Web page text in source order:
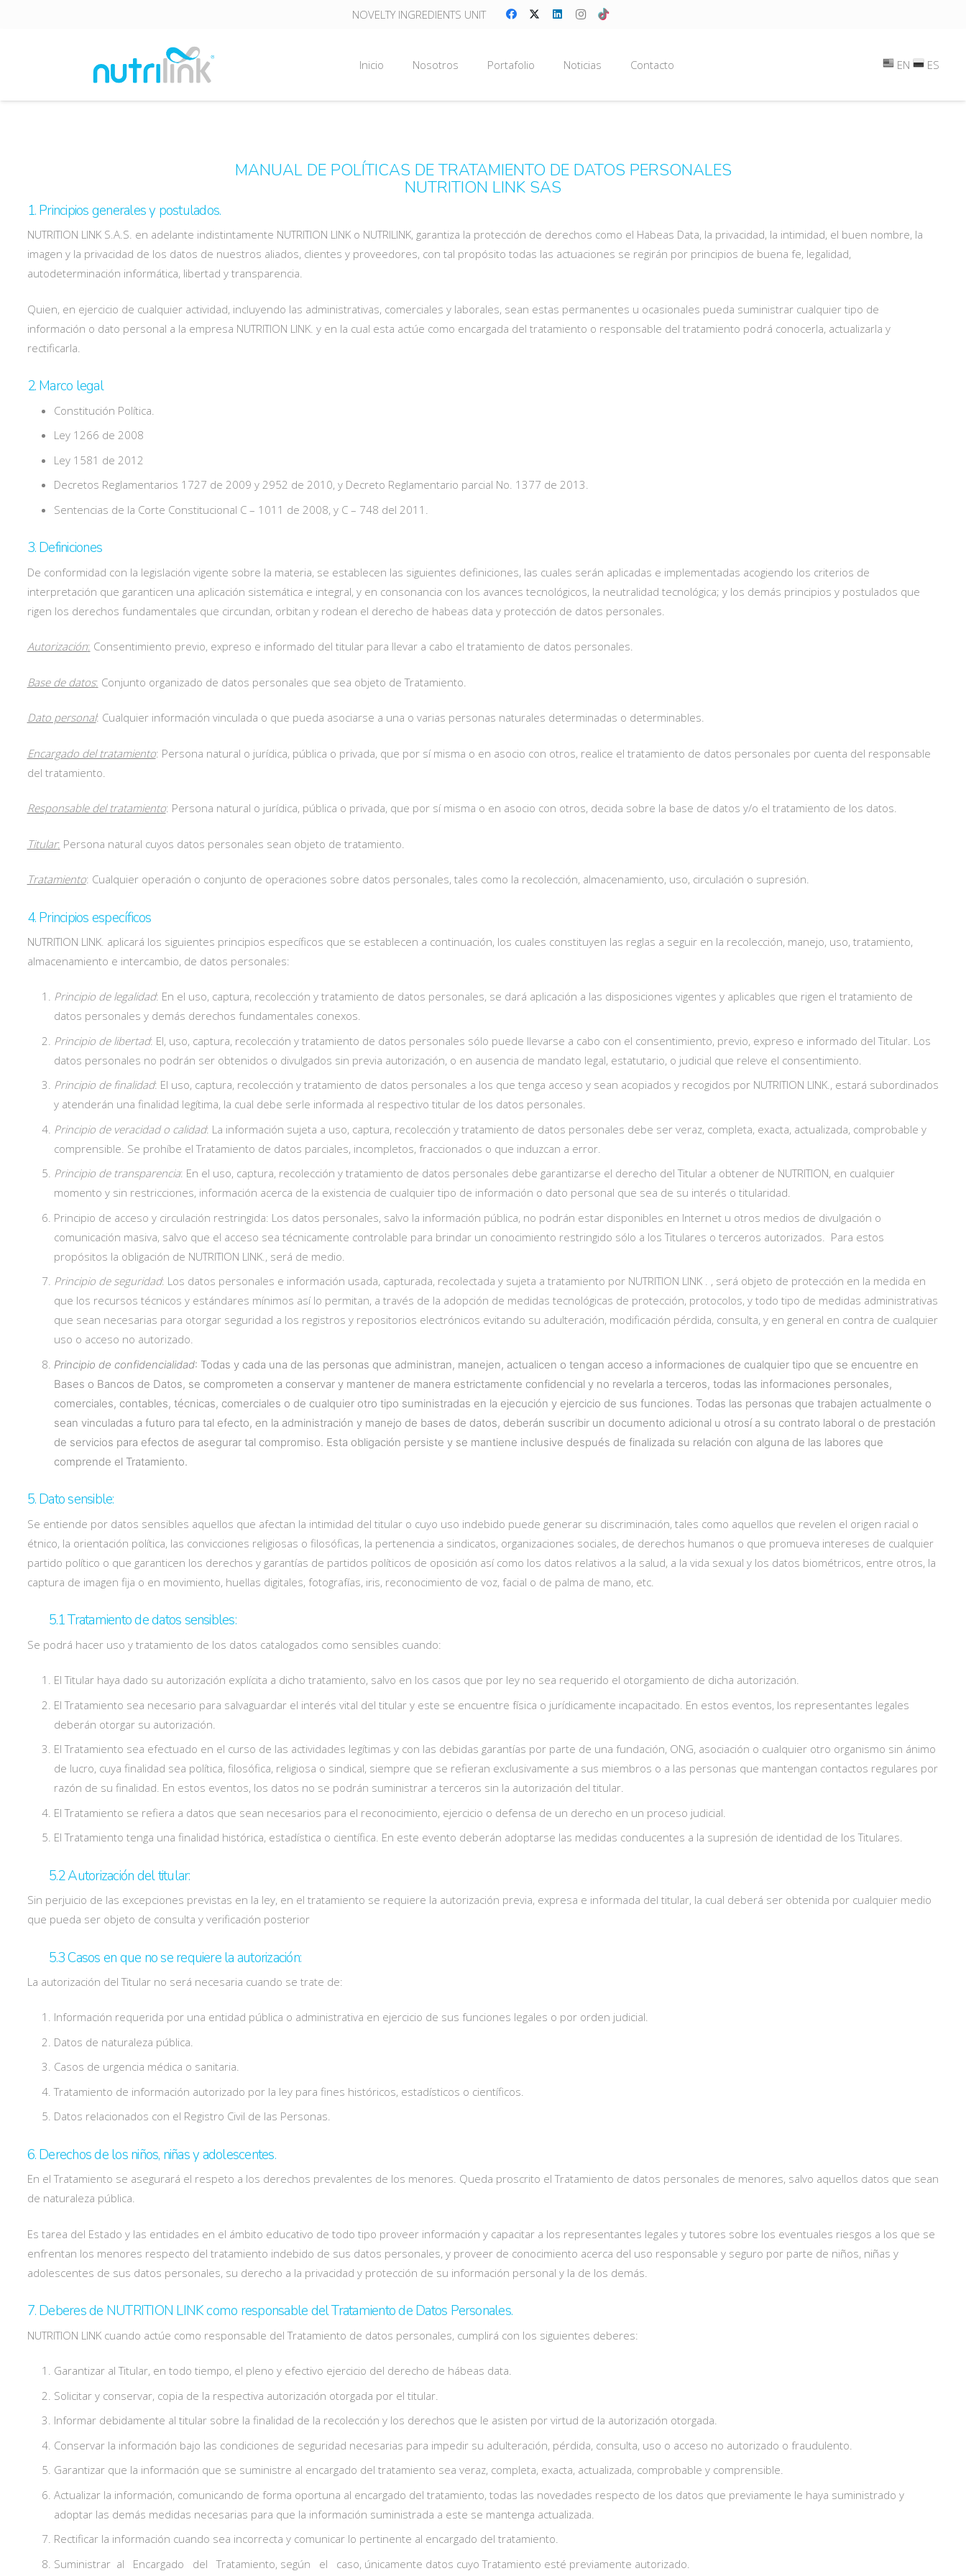
NOVELTY INGREDIENTS UNIT
Inicio Nosotros Portafolio Noticias Contacto EN ES
MANUAL DE POLÍTICAS DE TRATAMIENTO DE DATOS PERSONALES
NUTRITION LINK SAS
1. Principios generales y postulados.
NUTRITION LINK S.A.S. en adelante indistintamente NUTRITION LINK o NUTRILINK, garantiza la protección de derechos como el Habeas Data, la privacidad, la intimidad, el buen nombre, la
imagen y la privacidad de los datos de nuestros aliados, clientes y proveedores, con tal propósito todas las actuaciones se regirán por principios de buena fe, legalidad,
autodeterminación informática, libertad y transparencia.
Quien, en ejercicio de cualquier actividad, incluyendo las administrativas, comerciales y laborales, sean estas permanentes u ocasionales pueda suministrar cualquier tipo de
información o dato personal a la empresa NUTRITION LINK. y en la cual esta actúe como encargada del tratamiento o responsable del tratamiento podrá conocerla, actualizarla y
rectificarla.
2. Marco legal
Constitución Política.
Ley 1266 de 2008
Ley 1581 de 2012
Decretos Reglamentarios 1727 de 2009 y 2952 de 2010, y Decreto Reglamentario parcial No. 1377 de 2013.
Sentencias de la Corte Constitucional C – 1011 de 2008, y C – 748 del 2011.
3. Definiciones
De conformidad con la legislación vigente sobre la materia, se establecen las siguientes definiciones, las cuales serán aplicadas e implementadas acogiendo los criterios de
interpretación que garanticen una aplicación sistemática e integral, y en consonancia con los avances tecnológicos, la neutralidad tecnológica; y los demás principios y postulados que
rigen los derechos fundamentales que circundan, orbitan y rodean el derecho de habeas data y protección de datos personales.
Autorización: Consentimiento previo, expreso e informado del titular para llevar a cabo el tratamiento de datos personales.
Base de datos: Conjunto organizado de datos personales que sea objeto de Tratamiento.
Dato personal: Cualquier información vinculada o que pueda asociarse a una o varias personas naturales determinadas o determinables.
Encargado del tratamiento: Persona natural o jurídica, pública o privada, que por sí misma o en asocio con otros, realice el tratamiento de datos personales por cuenta del responsable
del tratamiento.
Responsable del tratamiento: Persona natural o jurídica, pública o privada, que por sí misma o en asocio con otros, decida sobre la base de datos y/o el tratamiento de los datos.
Titular: Persona natural cuyos datos personales sean objeto de tratamiento.
Tratamiento: Cualquier operación o conjunto de operaciones sobre datos personales, tales como la recolección, almacenamiento, uso, circulación o supresión.
4. Principios específicos
NUTRITION LINK. aplicará los siguientes principios específicos que se establecen a continuación, los cuales constituyen las reglas a seguir en la recolección, manejo, uso, tratamiento,
almacenamiento e intercambio, de datos personales:
Principio de legalidad: En el uso, captura, recolección y tratamiento de datos personales, se dará aplicación a las disposiciones vigentes y aplicables que rigen el tratamiento de
datos personales y demás derechos fundamentales conexos.
Principio de libertad: El, uso, captura, recolección y tratamiento de datos personales sólo puede llevarse a cabo con el consentimiento, previo, expreso e informado del Titular. Los
datos personales no podrán ser obtenidos o divulgados sin previa autorización, o en ausencia de mandato legal, estatutario, o judicial que releve el consentimiento.
Principio de finalidad: El uso, captura, recolección y tratamiento de datos personales a los que tenga acceso y sean acopiados y recogidos por NUTRITION LINK., estará subordinados
y atenderán una finalidad legítima, la cual debe serle informada al respectivo titular de los datos personales.
Principio de veracidad o calidad: La información sujeta a uso, captura, recolección y tratamiento de datos personales debe ser veraz, completa, exacta, actualizada, comprobable y
comprensible. Se prohíbe el Tratamiento de datos parciales, incompletos, fraccionados o que induzcan a error.
Principio de transparencia: En el uso, captura, recolección y tratamiento de datos personales debe garantizarse el derecho del Titular a obtener de NUTRITION, en cualquier
momento y sin restricciones, información acerca de la existencia de cualquier tipo de información o dato personal que sea de su interés o titularidad.
Principio de acceso y circulación restringida: Los datos personales, salvo la información pública, no podrán estar disponibles en Internet u otros medios de divulgación o
comunicación masiva, salvo que el acceso sea técnicamente controlable para brindar un conocimiento restringido sólo a los Titulares o terceros autorizados. Para estos
propósitos la obligación de NUTRITION LINK., será de medio.
Principio de seguridad: Los datos personales e información usada, capturada, recolectada y sujeta a tratamiento por NUTRITION LINK . , será objeto de protección en la medida en
que los recursos técnicos y estándares mínimos así lo permitan, a través de la adopción de medidas tecnológicas de protección, protocolos, y todo tipo de medidas administrativas
que sean necesarias para otorgar seguridad a los registros y repositorios electrónicos evitando su adulteración, modificación pérdida, consulta, y en general en contra de cualquier
uso o acceso no autorizado.
Principio de confidencialidad: Todas y cada una de las personas que administran, manejen, actualicen o tengan acceso a informaciones de cualquier tipo que se encuentre en
Bases o Bancos de Datos, se comprometen a conservar y mantener de manera estrictamente confidencial y no revelarla a terceros, todas las informaciones personales,
comerciales, contables, técnicas, comerciales o de cualquier otro tipo suministradas en la ejecución y ejercicio de sus funciones. Todas las personas que trabajen actualmente o
sean vinculadas a futuro para tal efecto, en la administración y manejo de bases de datos, deberán suscribir un documento adicional u otrosí a su contrato laboral o de prestación
de servicios para efectos de asegurar tal compromiso. Esta obligación persiste y se mantiene inclusive después de finalizada su relación con alguna de las labores que
comprende el Tratamiento.
5. Dato sensible:
Se entiende por datos sensibles aquellos que afectan la intimidad del titular o cuyo uso indebido puede generar su discriminación, tales como aquellos que revelen el origen racial o
étnico, la orientación política, las convicciones religiosas o filosóficas, la pertenencia a sindicatos, organizaciones sociales, de derechos humanos o que promueva intereses de cualquier
partido político o que garanticen los derechos y garantías de partidos políticos de oposición así como los datos relativos a la salud, a la vida sexual y los datos biométricos, entre otros, la
captura de imagen fija o en movimiento, huellas digitales, fotografías, iris, reconocimiento de voz, facial o de palma de mano, etc.
5.1 Tratamiento de datos sensibles:
Se podrá hacer uso y tratamiento de los datos catalogados como sensibles cuando:
El Titular haya dado su autorización explícita a dicho tratamiento, salvo en los casos que por ley no sea requerido el otorgamiento de dicha autorización.
El Tratamiento sea necesario para salvaguardar el interés vital del titular y este se encuentre física o jurídicamente incapacitado. En estos eventos, los representantes legales
deberán otorgar su autorización.
El Tratamiento sea efectuado en el curso de las actividades legítimas y con las debidas garantías por parte de una fundación, ONG, asociación o cualquier otro organismo sin ánimo
de lucro, cuya finalidad sea política, filosófica, religiosa o sindical, siempre que se refieran exclusivamente a sus miembros o a las personas que mantengan contactos regulares por
razón de su finalidad. En estos eventos, los datos no se podrán suministrar a terceros sin la autorización del titular.
El Tratamiento se refiera a datos que sean necesarios para el reconocimiento, ejercicio o defensa de un derecho en un proceso judicial.
El Tratamiento tenga una finalidad histórica, estadística o científica. En este evento deberán adoptarse las medidas conducentes a la supresión de identidad de los Titulares.
5.2 Autorización del titular:
Sin perjuicio de las excepciones previstas en la ley, en el tratamiento se requiere la autorización previa, expresa e informada del titular, la cual deberá ser obtenida por cualquier medio
que pueda ser objeto de consulta y verificación posterior
5.3 Casos en que no se requiere la autorización:
La autorización del Titular no será necesaria cuando se trate de:
Información requerida por una entidad pública o administrativa en ejercicio de sus funciones legales o por orden judicial.
Datos de naturaleza pública.
Casos de urgencia médica o sanitaria.
Tratamiento de información autorizado por la ley para fines históricos, estadísticos o científicos.
Datos relacionados con el Registro Civil de las Personas.
6. Derechos de los niños, niñas y adolescentes.
En el Tratamiento se asegurará el respeto a los derechos prevalentes de los menores. Queda proscrito el Tratamiento de datos personales de menores, salvo aquellos datos que sean
de naturaleza pública.
Es tarea del Estado y las entidades en el ámbito educativo de todo tipo proveer información y capacitar a los representantes legales y tutores sobre los eventuales riesgos a los que se
enfrentan los menores respecto del tratamiento indebido de sus datos personales, y proveer de conocimiento acerca del uso responsable y seguro por parte de niños, niñas y
adolescentes de sus datos personales, su derecho a la privacidad y protección de su información personal y la de los demás.
7. Deberes de NUTRITION LINK como responsable del Tratamiento de Datos Personales.
NUTRITION LINK cuando actúe como responsable del Tratamiento de datos personales, cumplirá con los siguientes deberes:
Garantizar al Titular, en todo tiempo, el pleno y efectivo ejercicio del derecho de hábeas data.
Solicitar y conservar, copia de la respectiva autorización otorgada por el titular.
Informar debidamente al titular sobre la finalidad de la recolección y los derechos que le asisten por virtud de la autorización otorgada.
Conservar la información bajo las condiciones de seguridad necesarias para impedir su adulteración, pérdida, consulta, uso o acceso no autorizado o fraudulento.
Garantizar que la información que se suministre al encargado del tratamiento sea veraz, completa, exacta, actualizada, comprobable y comprensible.
Actualizar la información, comunicando de forma oportuna al encargado del tratamiento, todas las novedades respecto de los datos que previamente le haya suministrado y
adoptar las demás medidas necesarias para que la información suministrada a este se mantenga actualizada.
Rectificar la información cuando sea incorrecta y comunicar lo pertinente al encargado del tratamiento.
Suministrar al Encargado del Tratamiento, según el caso, únicamente datos cuyo Tratamiento esté previamente autorizado.